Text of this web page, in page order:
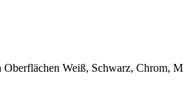
Weiß, Schwarz, Chrom,